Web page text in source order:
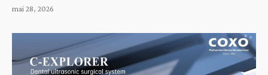
mai 28, 2026